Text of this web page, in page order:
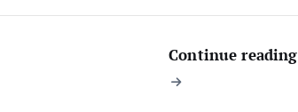
Continue reading